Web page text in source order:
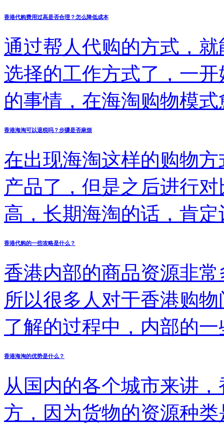
呢？
香港代购费用过高是否合理？怎么降低成本
通过帮人代购的方式，
选择的工作方式了，一
的事情，在海淘购物模
是否真的这样呢？当我
一回事，也需要做好更
可以节省更多的成本了
体事宜。
香港海淘可以退税吗？步骤是否麻烦
在出现海淘这样的购物
产品了，但是之后进行
高，长期海淘的话，肯
这就是越来越多朋友都
加实惠呢？其实方法很
了，而香港海淘是否能
香港代购的一些攻略是什么？
香港内部的商品资源非
所以很多人对于香港购
了解的过程中，内部的
购物涉及到的攻略的操
放心，希望各位有购物
关的内容，这样购物完
香港海淘的优势是什么？
从国内的各个城市来讲
方，因为货物的资源种